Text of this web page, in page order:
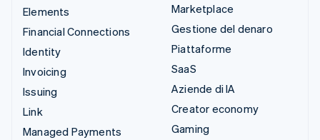
Elements
Financial Connections
Identity
Invoicing
Issuing
Link
Managed Payments
Marketplace
Gestione del denaro
Piattaforme
SaaS
Aziende di IA
Creator economy
Gaming